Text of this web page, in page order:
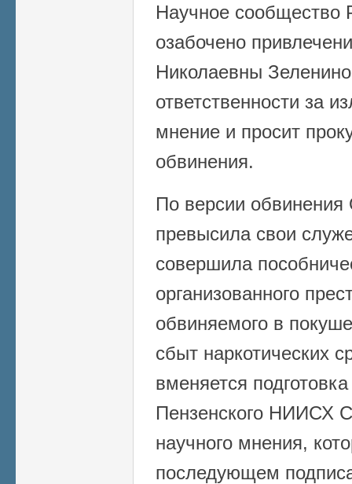
Научное сообщество
озабочено
Николаевны
ответственности за
мнение и просит
обвинения.
По версии
превысила свои
совершила
организованного
обвиняемого в
сбыт наркотических
вменяется
Пензенского НИИСХ
научного мнения,
последующем